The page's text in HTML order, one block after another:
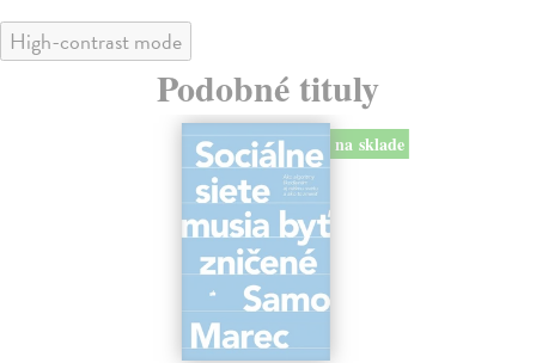
High-contrast mode
Podobné tituly
na sklade